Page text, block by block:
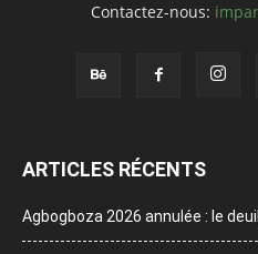
Contactez-nous:
ARTICLES RÉCENTS
Agbogboza 2026 annulée : le